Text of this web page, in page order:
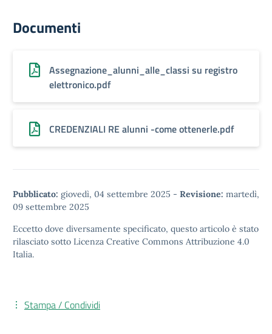
Documenti
Assegnazione_alunni_alle_classi su registro
elettronico.pdf
CREDENZIALI RE alunni -come ottenerle.pdf
Pubblicato: giovedì, 04 settembre 2025 - Revisione: martedì,
09 settembre 2025
Eccetto dove diversamente specificato, questo articolo è stato
rilasciato sotto Licenza Creative Commons Attribuzione 4.0
Italia.
Stampa / Condividi